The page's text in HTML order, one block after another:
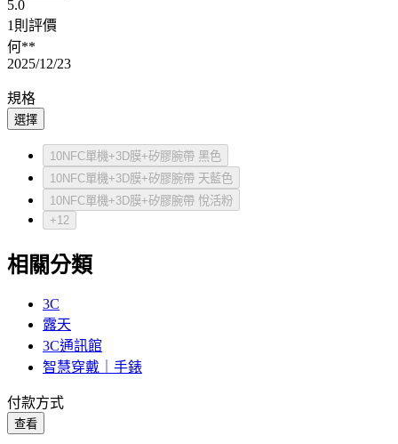
5.0
1則評價
何**
2025/12/23
規格
選擇
10NFC單機+3D膜+矽膠腕帶 黑色
10NFC單機+3D膜+矽膠腕帶 天藍色
10NFC單機+3D膜+矽膠腕帶 悅活粉
+12
相關分類
3C
露天
3C通訊館
智慧穿戴｜手錶
付款方式
查看